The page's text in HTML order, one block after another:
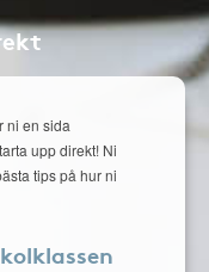
ni en sida
upp direkt! Ni
tips på hur ni